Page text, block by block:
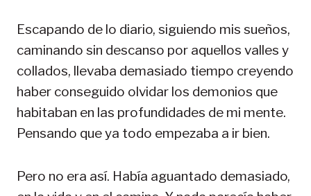
Escapando de lo diario, siguiendo mis sueños,
caminando sin descanso por aquellos valles y
collados, llevaba demasiado tiempo creyendo
haber conseguido olvidar los demonios que
habitaban en las profundidades de mi mente.
Pensando que ya todo empezaba a ir bien.
Pero no era así. Había aguantado demasiado,